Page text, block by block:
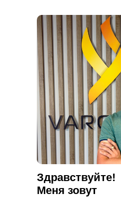
Здравствуйте!
Меня зовут